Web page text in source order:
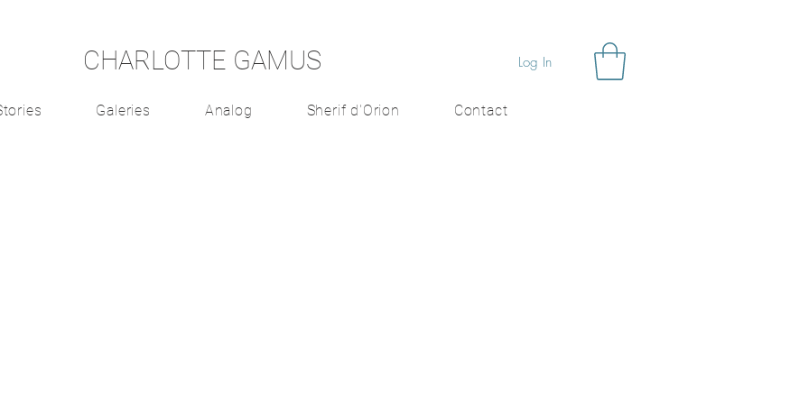
CHARLOTTE GAMUS Log In
Galeries Analog Sherif d'Orion Contact